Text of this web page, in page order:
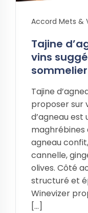
Accord Mets &
Tajine
vins
Tajine
proposer sur
d’agneau est
agneau
cannelle,
olives. Côté
structuré et
Winevizer
[…]